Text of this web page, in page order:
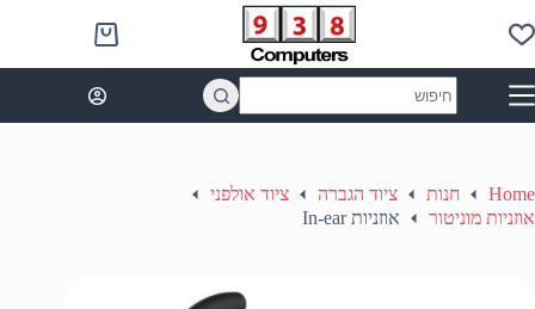
to
content
Shopping
cart
results
Home חנות ציוד הגברה
ציוד אולפני
אוזניות מוניטור
אוזניות In-ear